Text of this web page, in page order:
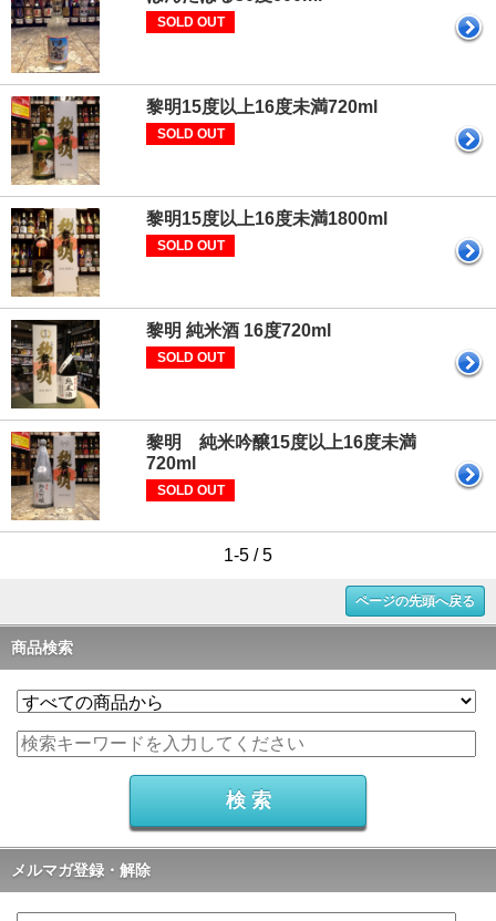
SOLD OUT
黎明15度以上16度未満720ml
SOLD OUT
黎明15度以上16度未満1800ml
SOLD OUT
黎明 純米酒 16度720ml
SOLD OUT
黎明 純米吟醸15度以上16度未満
720ml
SOLD OUT
1-5 / 5
ページの先頭へ戻る
商品検索
メルマガ登録・解除